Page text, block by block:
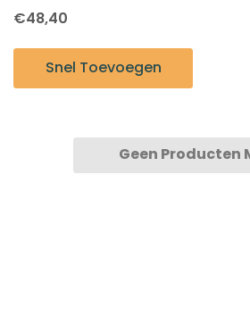
€48,40
Snel Toevoegen
Geen Producten